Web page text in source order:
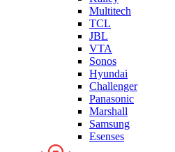
Multitech
TCL
JBL
VTA
Sonos
Hyundai
Challenger
Panasonic
Marshall
Samsung
Esenses